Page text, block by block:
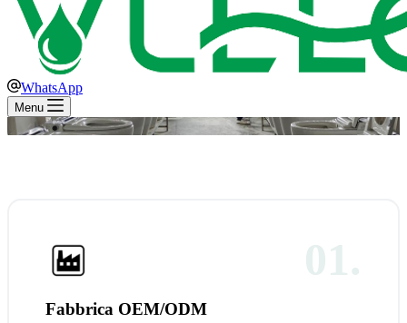
WhatsApp
Menu
01.
Fabbrica OEM/ODM